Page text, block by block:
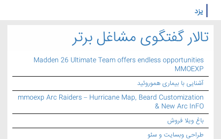
یزد
تالار گفتگوی مشاغل برتر
Madden 26 Ultimate Team offers endless opportunities
MMOEXP
آشنایی با بیماری هموروئید
mmoexp Arc Raiders – Hurricane Map, Beard Customization
& New Arc InFO
باغ ویلا فروش
طراحی وبسایت و سئو